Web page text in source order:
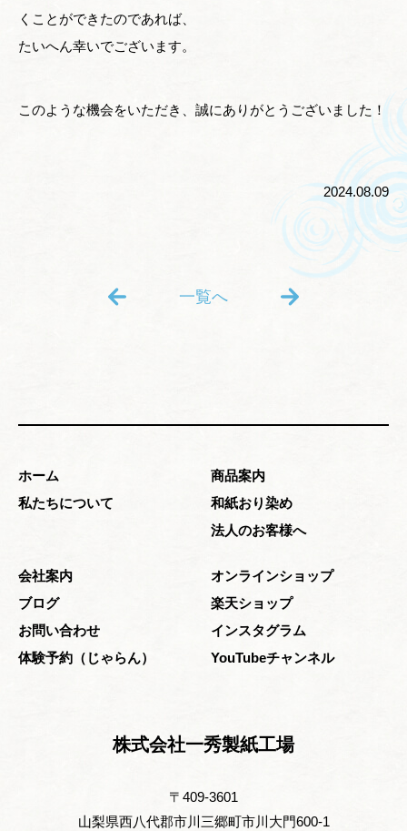
くことができたのであれば、
たいへん幸いでございます。
このような機会をいただき、誠にありがとうございました！
2024.08.09
一覧へ
ホーム
私たちについて
商品案内
和紙おり染め
法人のお客様へ
会社案内
ブログ
お問い合わせ
体験予約（じゃらん）
オンラインショップ
楽天ショップ
インスタグラム
YouTubeチャンネル
株式会社一秀製紙工場
〒409-3601
山梨県西八代郡市川三郷町市川大門600-1